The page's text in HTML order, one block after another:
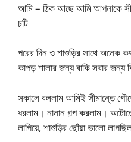
আমি – ঠিক আছে আমি আপনাকে
চটি
পরের দিন ও শাশুড়ির সাথে অনেক
কাপড় শালার জন্য বাকি সবার
সকালে বললাম আমিই সীমান্তে
ধরলাম। নানান গল্প করলাম।
লাগিয়ে, শাশুড়ির ছোঁয়া ভালো